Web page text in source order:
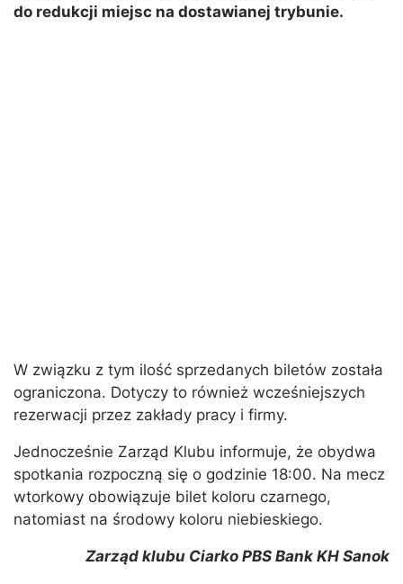
do redukcji miejsc na dostawianej trybunie.
W związku z tym ilość sprzedanych biletów została
ograniczona. Dotyczy to również wcześniejszych
rezerwacji przez zakłady pracy i firmy.
Jednocześnie Zarząd Klubu informuje, że obydwa
spotkania rozpoczną się o godzinie 18:00. Na mecz
wtorkowy obowiązuje bilet koloru czarnego,
natomiast na środowy koloru niebieskiego.
Zarząd klubu Ciarko PBS Bank KH Sanok